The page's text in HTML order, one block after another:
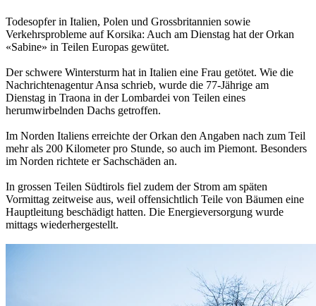
Todesopfer in Italien, Polen und Grossbritannien sowie
Verkehrsprobleme auf Korsika: Auch am Dienstag hat der Orkan
«Sabine» in Teilen Europas gewütet.
Der schwere Wintersturm hat in Italien eine Frau getötet. Wie die
Nachrichtenagentur Ansa schrieb, wurde die 77-Jährige am
Dienstag in Traona in der Lombardei von Teilen eines
herumwirbelnden Dachs getroffen.
Im Norden Italiens erreichte der Orkan den Angaben nach zum Teil
mehr als 200 Kilometer pro Stunde, so auch im Piemont. Besonders
im Norden richtete er Sachschäden an.
In grossen Teilen Südtirols fiel zudem der Strom am späten
Vormittag zeitweise aus, weil offensichtlich Teile von Bäumen eine
Hauptleitung beschädigt hatten. Die Energieversorgung wurde
mittags wiederhergestellt.